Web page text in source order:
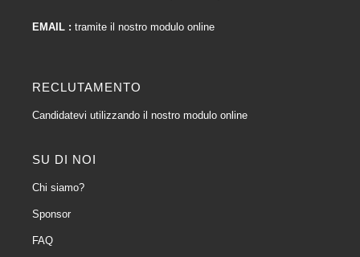
EMAIL : tramite il nostro modulo online
RECLUTAMENTO
Candidatevi utilizzando il nostro modulo online
SU DI NOI
Chi siamo?
Sponsor
FAQ